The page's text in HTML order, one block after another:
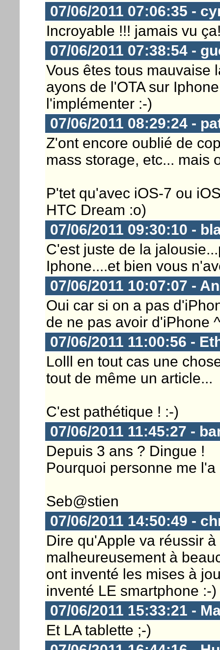
07/06/2011 07:06:35 -
Incroyable !!! jamais vu
07/06/2011 07:38:54 -
Vous êtes tous mauvaise
ayons de l'OTA sur
l'implémenter :-)
07/06/2011 08:29:24 -
Z'ont encore oublié de
mass storage, etc... mais
P'tet qu'avec iOS-7 ou
HTC Dream :o)
07/06/2011 09:30:10 -
C'est juste de la
Iphone....et bien vous
07/06/2011 10:07:07 -
Oui car si on a pas
de ne pas avoir d'iPhone
07/06/2011 11:00:56 -
Lolll en tout cas une
tout de même un article...
C'est pathétique ! :-)
07/06/2011 11:45:27 -
Depuis 3 ans ? Dingue !
Pourquoi personne me l'a
Seb@stien
07/06/2011 14:50:49 -
Dire qu'Apple va réussir
malheureusement à
ont inventé les mises à
inventé LE smartphone :-)
07/06/2011 15:33:21 -
Et LA tablette ;-)